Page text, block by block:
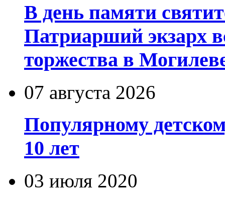
В день памяти
Патриарший экзарх
торжества в
07 августа 2026
Популярному
10 лет
03 июля 2020